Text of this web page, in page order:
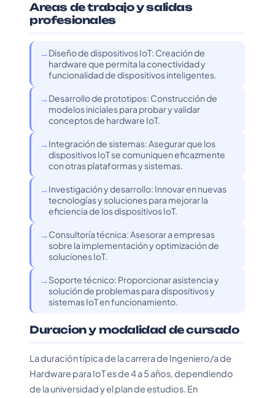
Areas de trabajo y salidas
profesionales
Diseño de dispositivos IoT: Creación de
hardware que permita la conectividad y
funcionalidad de dispositivos inteligentes.
Desarrollo de prototipos: Construcción de
modelos iniciales para probar y validar
conceptos de hardware IoT.
Integración de sistemas: Asegurar que los
dispositivos IoT se comuniquen eficazmente
con otras plataformas y sistemas.
Investigación y desarrollo: Innovar en nuevas
tecnologías y soluciones para mejorar la
eficiencia de los dispositivos IoT.
Consultoría técnica: Asesorar a empresas
sobre la implementación y optimización de
soluciones IoT.
Soporte técnico: Proporcionar asistencia y
solución de problemas para dispositivos y
sistemas IoT en funcionamiento.
Duracion y modalidad de cursado
La duración típica de la carrera de Ingeniero/a de
Hardware para IoT es de 4 a 5 años, dependiendo
de la universidad y el plan de estudios. En